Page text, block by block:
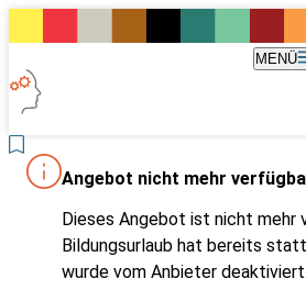
MENÜ
Angebot nicht mehr
Dieses Angebot ist nicht mehr
Bildungsurlaub hat bereits
wurde vom Anbieter deaktiviert.